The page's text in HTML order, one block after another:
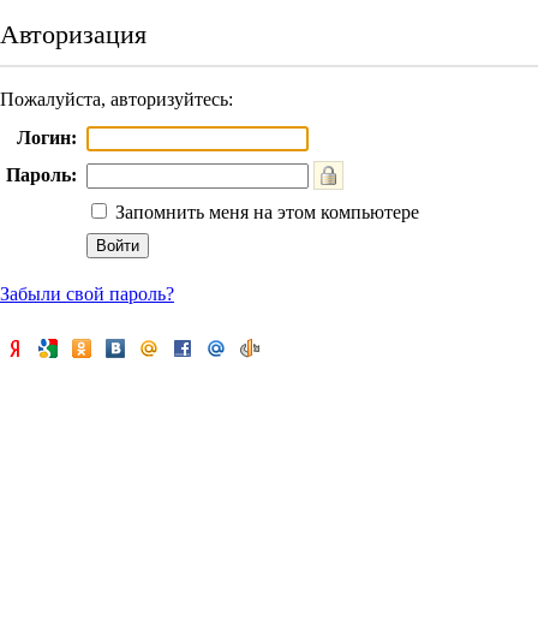
Авторизация
Пожалуйста, авторизуйтесь:
Логин:
Пароль:
Запомнить меня на этом компьютере
Забыли свой пароль?